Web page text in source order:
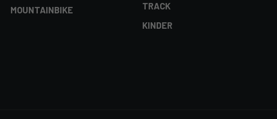
MOUNTAINBIKE
TRACK
KINDER